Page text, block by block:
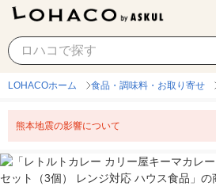
LOHACOホーム 食品・調味料・お取り寄せ
熊本地震の影響について